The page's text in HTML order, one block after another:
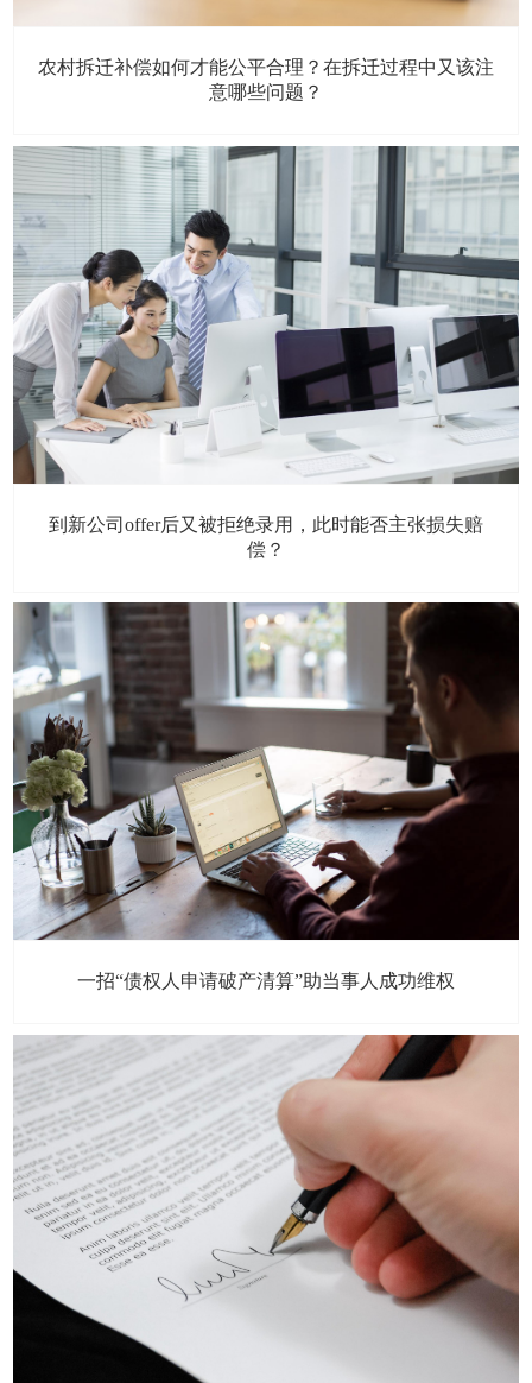
农村拆迁补偿如何才能公平合理？在拆迁过程中又该注
意哪些问题？
到新公司offer后又被拒绝录用，此时能否主张损失赔
偿？
一招“债权人申请破产清算”助当事人成功维权